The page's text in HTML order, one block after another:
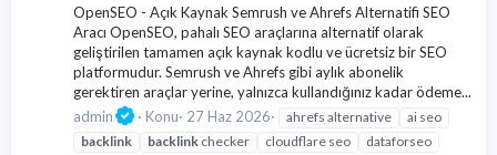
OpenSEO - Açık Kaynak Semrush ve Ahrefs Alternatifi SEO
Aracı OpenSEO, pahalı SEO araçlarına alternatif olarak
geliştirilen tamamen açık kaynak kodlu ve ücretsiz bir SEO
platformudur. Semrush ve Ahrefs gibi aylık abonelik
gerektiren araçlar yerine, yalnızca kullandığınız kadar ödeme...
admin
Konu 27 Haz 2026 ahrefs alternative
ai seo
backlink
backlink checker cloudflare seo
dataforseo